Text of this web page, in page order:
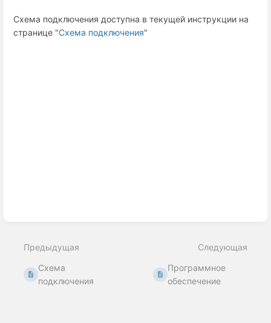
Схема подключения доступна в текущей инструкции на
странице "Схема подключения"
Предыдущая
Схема
подключения
Следующая
Программное
обеспечение